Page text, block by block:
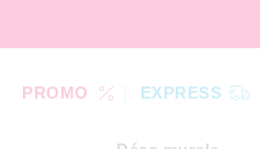
PROMO EXPRESS